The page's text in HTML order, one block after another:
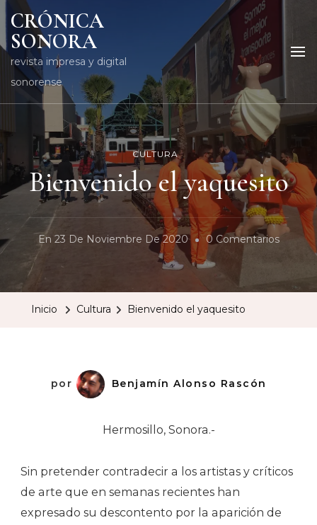
CRÓNICA
SONORA
revista impresa y digital
sonorense
CULTURA
Bienvenido el yaquesito
En 23 De Noviembre De 2020 0 ComentariosEn
El
Inicio Cultura Bienvenido el yaquesito
por Benjamín Alonso Rascón
Hermosillo, Sonora.-
Sin pretender contradecir a los artistas y críticos
de arte que en semanas recientes han
expresado su descontento por la aparición de